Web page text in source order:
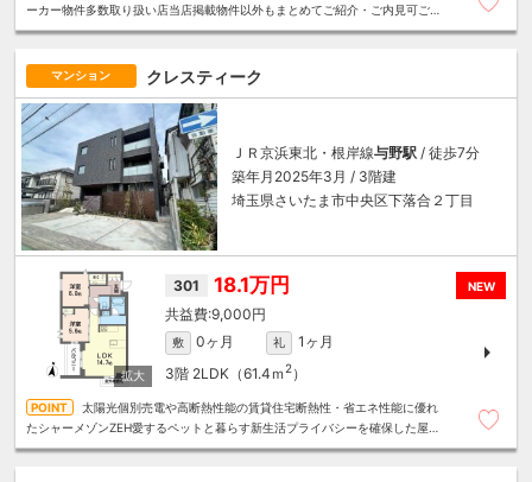
ーカー物件多数取り扱い店当店掲載物件以外もまとめてご紹介・ご内見可ご予
マンション クレスティーク
ＪＲ京浜東北・根岸線与野駅 / 徒歩7分
築年月2025年3月 / 3階建
埼玉県さいたま市中央区下落合２丁目
NEW
301 18.1万円
9,000円
敷 0ヶ月 礼
1ヶ月
3階 2LDK（61.4ｍ 2）
太陽光個別売電や高断熱性能の賃貸住宅断熱性・省エネ性能に優れ
たシャーメゾンZEH愛するペットと暮らす新生活プライバシーを確保した屋内